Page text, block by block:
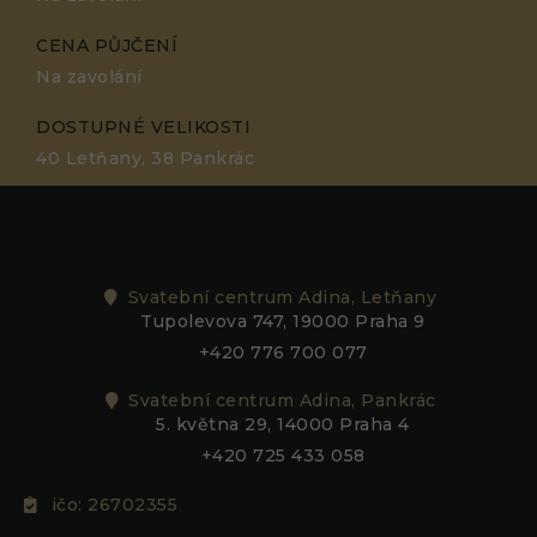
CENA PŮJČENÍ
Na zavolání
DOSTUPNÉ VELIKOSTI
40 Letňany, 38 Pankrác
Svatební centrum Adina, Letňany
Tupolevova 747, 19000 Praha 9
+420 776 700 077
Svatební centrum Adina, Pankrác
5. května 29, 14000 Praha 4
+420 725 433 058
ičo: 26702355